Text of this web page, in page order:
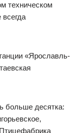
техническом
«Ярославль-
больше десятка: